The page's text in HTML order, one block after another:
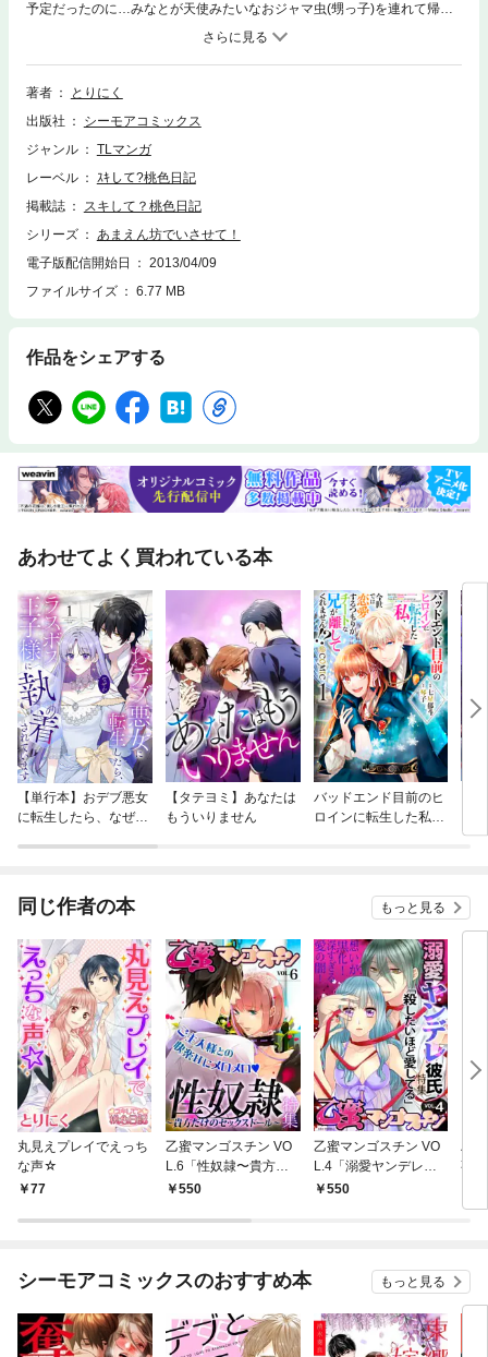
予定だったのに…みなとが天使みたいなおジャマ虫(甥っ子)を連れて帰っ
てきた！イチャイチャどころか完全にみなとを一人占めされて、私の欲求
不満は限界寸前☆【桃色日記】
著者
とりにく
出版社
シーモアコミックス
ジャンル
TLマンガ
レーベル
ｽｷして?桃色日記
掲載誌
スキして？桃色日記
シリーズ
あまえん坊でいさせて！
電子版配信開始日
2013/04/09
ファイルサイズ
6.77 MB
作品をシェアする
あわせてよく買われている本
【単行本】おデブ悪女
に転生したら、なぜか
【タテヨミ】あなたは
もういりません
バッドエンド目前のヒ
ロインに転生した私、
同じ作者の本 もっと見る
丸見えプレイでえっち
な声☆
77
乙蜜マンゴスチン VO
L.6「性奴隷〜貴方だ
けのセックスドー
550
乙蜜マンゴスチン VO
L.4「溺愛ヤンデレ彼
氏“殺したいほど愛し
550
ハ
事情
シーモアコミックスのおすすめ本 もっと見る